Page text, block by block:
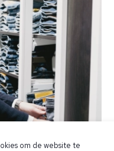
om de website te